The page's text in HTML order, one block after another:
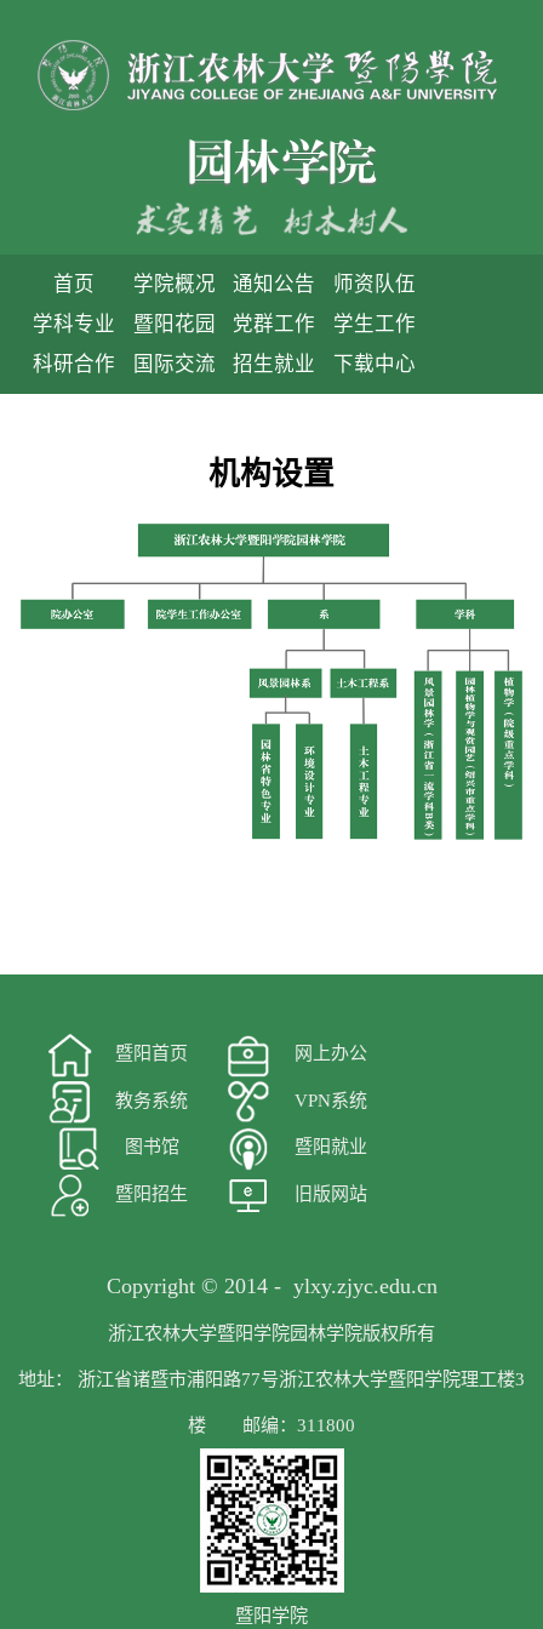
首页 学院概况 通知公告
师资队伍
学科专业
暨阳花园 党群工作
学生工作
科研合作
国际交流 招生就业 下载中心
机构设置
暨阳首页 网上办公
教务系统 VPN系统
图书馆 暨阳就业
暨阳招生 旧版网站
Copyright © 2014 - ylxy.zjyc.edu.cn
浙江农林大学暨阳学院园林学院版权所有
地址： 浙江省诸暨市浦阳路77号浙江农林大学暨阳学院理工楼3
楼 邮编：311800
暨阳学院